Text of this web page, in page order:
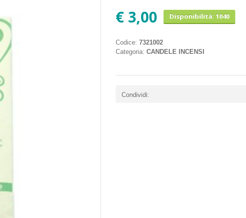
€ 3,00
Disponibilità: 1040
Codice: 7321002
Categoria: CANDELE INCENSI
Condividi: